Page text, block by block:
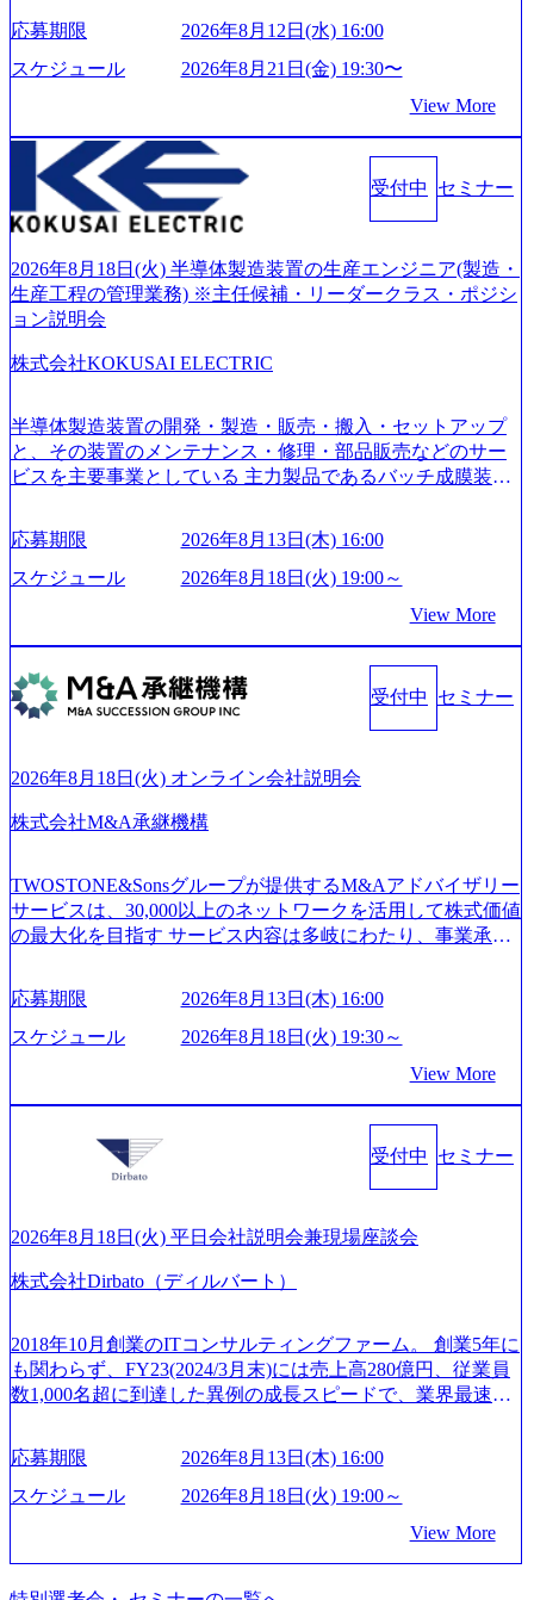
い」という想いの下で立ち上げた新鋭ファーム テクノロジ
ーがビジネスの成功に大きな影響力を持つDX時代におい
て、20年以上にわたってFintech業界を中心に最先端テクノ
つ、あらゆる業種・業界のクライアントの企業価値の最大
化を支援するために、戦略策定、組織改革、人材育成、業
務改善、実行支援などのコンサルティングサービスを一気
通貫で提供するのが特徴（いわゆる総合コンサルティング
ファーム） 社名の由来は”DXエリアにSpir（槍）を指して
ていく”という位置づけ 一昔前は金融が強い企業として認知
されていたが、現在金融の売上割合は全体の3割。現在はTo
C事業を始め、パブリック、製造業、通信、エンタメ、教
はあるが、社員の興味のある分野やスキルを活用したいな
着けたい方でも幅広に経験を積みたい方でも、キャリア形
成が柔軟に可能な環境である。 https://storage.googleapis.com/
our-vision-production.appspot.com/public/images/20240925204135
_93b1bff3-f71c-4bc9-8bd9-72a8a4826007_1200x554.webp https://
mages/20250502152751_46c65543-87ef-4e86-a85a-8649e1c532f9
_956x512.webp https://storage.googleapis.com/our-vision-producti
on.appspot.com/public/images/20250502152804_ba6aaa1a-9ffc-4f
m/our-vision-production.appspot.com/public/images/202505021528
ンプレクス社は、FinTech領域に強みを持つITコンサルティ
ング会社で、NRI、NTTDATAと同じく世界のFinTech Ranki
ngsTop 100企業にも選出されている。ITコンサルティング、
特長 ビジネスへの深い理解を持つコンサルタントが集うXs
pearと、最先端テクノロジーに深い知見を持つシンプレクス
社またはグループ会社との協力体制を築いている Xspear社
sion-production.appspot.com/public/images/20240925204111_caa9
4e4b-6aae-45a6-a0ce-b98154c816a2_1153x543.webp メンバー情
報 (https://www.xspear.co.jp/member/)一部抜粋 - 伊勢山 昇吾氏:
業界で新規事業戦略、成長戦略、PMI推進、業務改革等の幅
広いプロジェクトに従事 - 鈴木健仁氏：新卒でベイカレン
トに入社し最年少ディレクターを経てXspearに参画 - 梶田
案、人事組織テーマに強みを持ち、メディア・エンタメ業
界においてはDX戦略立案、NFT等の新規事業立案を得意と
する。 - 藏満 一馬氏：アクセンチュア出身。金融業界を中
心に、DX戦略策定、新規事業立案、組織変革、規制対応等
の幅広いプロジェクトを主導する。 - 天野 善仁氏：19卒Pw
ページ (https://www.xspear.co.jp/career/interviews/) 戦略だけの
から”のコンサルの在り方 (https://www.businessinsider.jp/articl
を取得 (https://www.agara.co.jp/article/382811) シンプレクスと
Xspear Consultingが、東京都港区の行政手続き100%デジタル
化を支援 (https://www.afpbb.com/articles/-/3520247) 【未経験
流工程、先端技術を学べる環境 【コンサルファーム経験
者】 ・専門領域に軸足を置きながら、他領域にもチャレン
ジできる環境 ・タイトルアップでのオファー ・現職ファー
ムより高いオファー年収 ・実力主義でプロモーションでき
る（ダブルスキップもあり） ・週に1度のアサインｍｔｇで
こまめに社員のキャリアについて検討してもらえる。結
応募期限
2026年8月12日(水) 16:00
スケジュール
2026年8月21日(金) 19:30〜
View More
受付中 セミナー
2026年8月18日(火) 半導体製造装置の生産エンジニア(製造・
生産工程の管理業務) ※主任候補・リーダークラス・ポジシ
ョン説明会
株式会社KOKUSAI ELECTRIC
半導体製造装置の開発・製造・販売・搬入・セットアップ
と、その装置のメンテナンス・修理・部品販売などのサー
ビスを主要事業としている 主力製品であるバッチ成膜装置
世界トップクラスのシェアを有している 技術と対話を通じ
て未来を創造し、社会課題の解決に貢献することを目指し
ている Mission:私たちの技術/私たちの対話 Vision:夢を未来
話 IoT社会の浸透、AIの加速等により半導体需要は世界中で
急伸長しており、それに伴い半導体製造装置の需要も伸長
中 https://storage.googleapis.com/our-vision-production.appspot.co
m/public/images/20260224131045_0fee4978-bb25-43a7-a367-542
6b95cd599_1200x543.webp https://storage.googleapis.com/our-visi
cb8-329e-4a45-a8f5-73d9728b2cd7_1200x486.webp https://storag
e.googleapis.com/our-vision-production.appspot.com/public/image
s/20260224131100_d8b3379f-6e64-4566-aea4-924f21977d35_120
0x460.webp https://storage.googleapis.com/our-vision-production.a
810e-138e27965ee8_1200x386.webp グローバル人財育成を目
的とした「語学研修」、効果的なプレゼンのポイントを掴
み実践に強くなるための「プレゼン研修」、自社キャリア
アドバイザーによる自身のキャリア構築をめざす「キャリ
スタイム制度を実施しており、月単位の決められた労働時
間の範囲内で、出社・退社の時刻を社員の自己裁量に委
ね、ワークライフバランスを図りながら効率的に働くこと
ができる 【休日】 土日祝休みの完全週休2日制 2025年度の
休暇は年間24日（4月1日入社の場合）で、入社日に付与さ
れます。 年次有給休暇の残日数は、翌年度に繰り越すこと
ができます。 慶弔休暇は、事由により取得可能日数は異な
ュ休暇は、規程で定める勤続年数ごとに、連続5日のリフレ
ッシュ休暇を取得できます。 【育児や子の看護、介護など
の制度】 育児休暇： 対象：小学校1年修了時の3月31日まで
日2時間15分まで、始業・終業時刻の繰り上げ・繰り下げが
可能 子の看護休暇： 子1人につき5日まで取得でき、1時間
単位で取得することも可能 家族看護休暇： 5日まで取得で
度など】 独身寮：富山事業所の近くに、白風寮と青風寮の2
つの寮があり、以下の入居基準を満たす方が入居可能で
す。 ＜入居基準＞ ・満33歳までの独身者 ・自宅から勤務地
までの通勤総時間が2時間を超えること 住宅手当： 本社の
応募期限
2026年8月13日(木) 16:00
スケジュール
2026年8月18日(火) 19:00～
View More
受付中 セミナー
2026年8月18日(火) オンライン会社説明会
株式会社M&A承継機構
TWOSTONE&Sonsグループが提供するM&Aアドバイザリー
サービスは、30,000以上のネットワークを活用して株式価値
の最大化を目指す サービス内容は多岐にわたり、事業承継
リーなどが含まれており、幅広いニーズに対応 譲渡企業に
対しては完全成功報酬制を採用し、M&A以外の選択肢も尊
重する姿勢を持ち、将来の株価成長を取り込むスキームの
&A業界のリーディングカンパニーであり、領域にこだわら
ず幅広い案件に携わりながら自己成長とキャリアの挑戦が
可能 M&Aセンター出身者3名がメインメンバーであり、経
験豊富なアドバイザーと共に働くことで、M&Aや財務アド
バイザリーなどの専門知識を獲得し、キャリアを発展させ
となり、平均3000万～4000万の年収となる 内訳としては個
成活躍させるためのナレッジシェアおよび丁寧なOJTを欠か
19:30～ 所要時間 : 約1時間 2026年8月13日(木) 16:00 ＼応募
意思不問・業界未経験歓迎！／ M&A承継機構のビジョンや
業務内容、実際の働き方について詳しくお伝えするオンラ
イン説明会を開催いたします。 M&A業界に興味があり、ま
業界の情報を集めたい 働くイメージを具体的に知りたい M
&A業界にご興味がある方、転職を少しでもお考えの方はも
ちろん、情報収集をしたい方でも歓迎です。お気軽にご参
加ください。 当日は、質疑応答のお時間もご用意しており
ます。 是非、説明会にてお話できることを楽しみにしてお
ります。 説明会後にアンケート回答をお願いいたします。
応募期限
2026年8月13日(木) 16:00
スケジュール
2026年8月18日(火) 19:30～
View More
受付中 セミナー
2026年8月18日(火) 平日会社説明会兼現場座談会
株式会社Dirbato（ディルバート）
2018年10月創業のITコンサルティングファーム。 創業5年に
も関わらず、FY23(2024/3月末)には売上高280億円、従業員
数1,000名超に到達した異例の成長スピードで、業界最速と
成⻑を遂げている。 現在コンサルティングファームでは外
資も含めて売上高TOP10にランクインしている。 主力事業
はITコンサルティング。幅広い業界の大企業を中心に、IT
支援している。 他方、インキュベーション事業を手掛けて
いるのも同社の特徴であり、 自社で新規事業開発も手掛け
つつ、複数社への出資～ハンズオン支援も行っている。 (参
応募期限
2026年8月13日(木) 16:00
スケジュール
2026年8月18日(火) 19:00～
View More